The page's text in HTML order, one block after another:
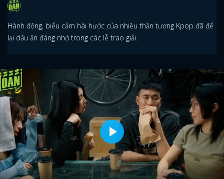
Hành động, biểu cảm hài hước của nhiều thần tượng Kpop đã để
lại dấu ấn đáng nhớ trong các lễ trao giải.
Play